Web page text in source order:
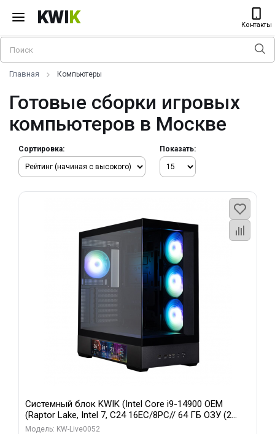
KWIK Контакты
Главная Компьютеры
Готовые сборки игровых
компьютеров в Москве
Сортировка: Показать:
Системный блок KWIK (Intel Core i9-14900 OEM
(Raptor Lake, Intel 7, C24 16EC/8PC// 64 ГБ ОЗУ (2
модуля)/ Palit RTX5080 GAMINGPRO OC 16GB GDDR7
Модель: KW-Live0052